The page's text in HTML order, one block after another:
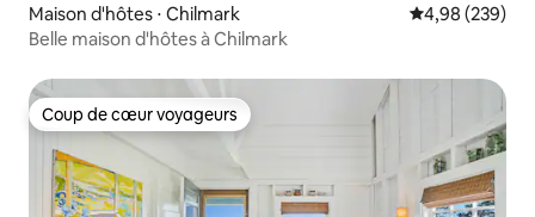
Maison d'hôtes ⋅ Chilmark Évaluation
4,98 (239)
Belle maison d'hôtes à Chilmark
Coup de cœur voyageurs
Coup de cœur voyageurs